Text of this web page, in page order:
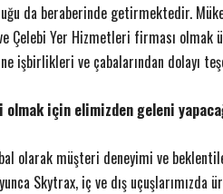
da beraberinde getirmektedir.
Çelebi Yer Hizmetleri firması olmak
işbirlikleri ve çabalarından dolayı
olmak için elimizden geleni
olarak müşteri deneyimi ve
Skytrax, iç ve dış